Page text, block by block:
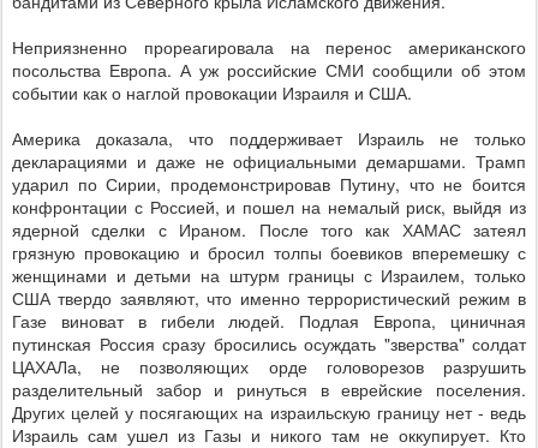
Неприязненно прореагировала на перенос американского
посольства Европа. А уж российские СМИ сообщили об этом
событии как о наглой провокации Израиля и США.
Америка доказала, что поддерживает Израиль не только
декларациями и даже не официальными демаршами. Трамп
ударил по Сирии, продемонстрировав Путину, что не боится
конфронтации с Россией, и пошел на немалый риск, выйдя из
ядерной сделки с Ираном. После того как ХАМАС затеял
грязную провокацию и бросил толпы боевиков вперемешку с
женщинами и детьми на штурм границы с Израилем, только
США твердо заявляют, что именно террористический режим в
Газе виноват в гибели людей. Подлая Европа, циничная
путинская Россия сразу бросились осуждать "зверства" солдат
ЦАХАЛа, не позволяющих орде головорезов разрушить
разделительный забор и ринуться в еврейские поселения.
Других целей у посягающих на израильскую границу нет - ведь
Израиль сам ушел из Газы и никого там не оккупирует. Кто